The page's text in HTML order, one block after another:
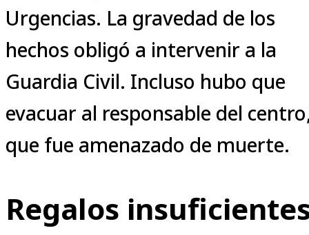
Urgencias. La gravedad de los
hechos obligó a intervenir a la
Guardia Civil. Incluso hubo que
evacuar al responsable del
que fue amenazado de muerte.
Regalos